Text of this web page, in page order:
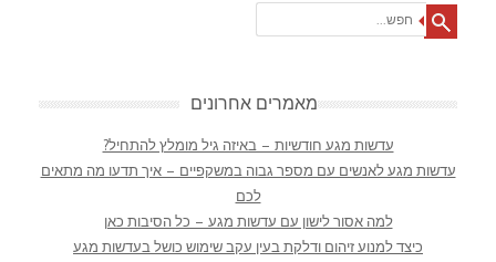
מאמרים אחרונים
עדשות מגע חודשיות – באיזה גיל מומלץ להתחיל?
עדשות מגע לאנשים עם מספר גבוה במשקפיים – איך תדעו מה מתאים
לכם
למה אסור לישון עם עדשות מגע – כל הסיבות כאן
כיצד למנוע זיהום ודלקת בעין עקב שימוש כושל בעדשות מגע